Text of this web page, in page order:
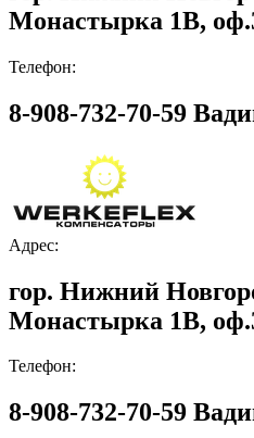
Монастырка 1В,
Телефон:
8-908-732-70-59
Адрес:
гор. Нижний
Монастырка 1В,
Телефон:
8-908-732-70-59